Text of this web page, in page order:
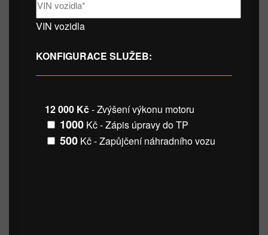
VIN vozidla
KONFIGURACE SLUŽEB:
12 000 Kč- Zvýšení výkonu motoru
1000 Kč - Zápis úpravy do TP
500 Kč - Zapůjčení náhradního vozu